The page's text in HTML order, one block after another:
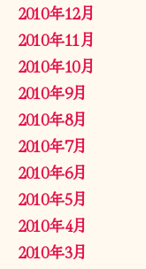
2010年12月
2010年11月
2010年10月
2010年9月
2010年8月
2010年7月
2010年6月
2010年5月
2010年4月
2010年3月